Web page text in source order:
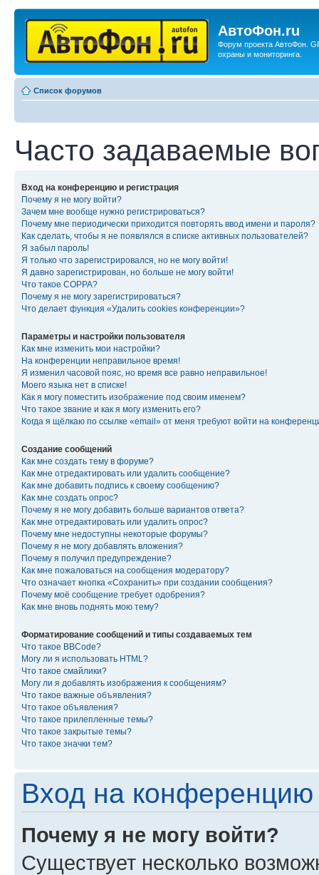
АвтоФон.ru
Форум проекта АвтоФон.
охраны и мониторинга.
Список форумов
Часто задаваемые
Вход на конференцию и регистрация
Почему я не могу войти?
Зачем мне вообще нужно регистрироваться?
Почему мне периодически приходится повторять ввод имени и пароля?
Как сделать, чтобы я не появлялся в списке активных пользователей?
Я забыл пароль!
Я только что зарегистрировался, но не могу войти!
Я давно зарегистрирован, но больше не могу войти!
Что такое COPPA?
Почему я не могу зарегистрироваться?
Что делает функция «Удалить cookies конференции»?
Параметры и настройки пользователя
Как мне изменить мои настройки?
На конференции неправильное время!
Я изменил часовой пояс, но время все равно неправильное!
Моего языка нет в списке!
Как я могу поместить изображение под своим именем?
Что такое звание и как я могу изменить его?
Когда я щёлкаю по ссылке «email» от меня требуют войти на
Создание сообщений
Как мне создать тему в форуме?
Как мне отредактировать или удалить сообщение?
Как мне добавить подпись к своему сообщению?
Как мне создать опрос?
Почему я не могу добавить больше вариантов ответа?
Как мне отредактировать или удалить опрос?
Почему мне недоступны некоторые форумы?
Почему я не могу добавлять вложения?
Почему я получил предупреждение?
Как мне пожаловаться на сообщения модератору?
Что означает кнопка «Сохранить» при создании сообщения?
Почему моё сообщение требует одобрения?
Как мне вновь поднять мою тему?
Форматирование сообщений и типы создаваемых тем
Что такое BBCode?
Могу ли я использовать HTML?
Что такое смайлики?
Могу ли я добавлять изображения к сообщениям?
Что такое важные объявления?
Что такое объявления?
Что такое прилепленные темы?
Что такое закрытые темы?
Что такое значки тем?
Вход на конференцию
Почему я не могу войти?
Существует несколько